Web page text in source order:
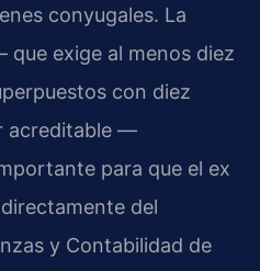
conyugales. La
que exige al menos diez
con diez
acreditable —
para que el ex
del
y Contabilidad de